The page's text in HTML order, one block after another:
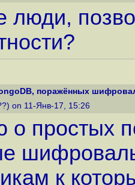
люди,
поражённых
on 11-Янв-17, 15:26
о простых
к